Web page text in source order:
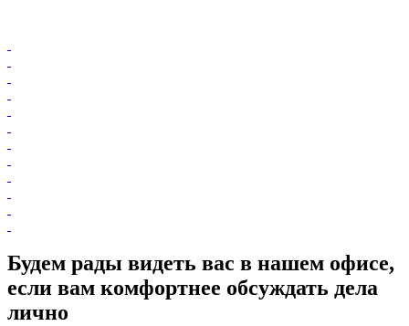
Будем рады видеть вас в нашем офисе,
если вам комфортнее обсуждать дела
лично